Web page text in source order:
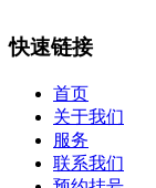
快速链接
首页
关于我们
服务
联系我们